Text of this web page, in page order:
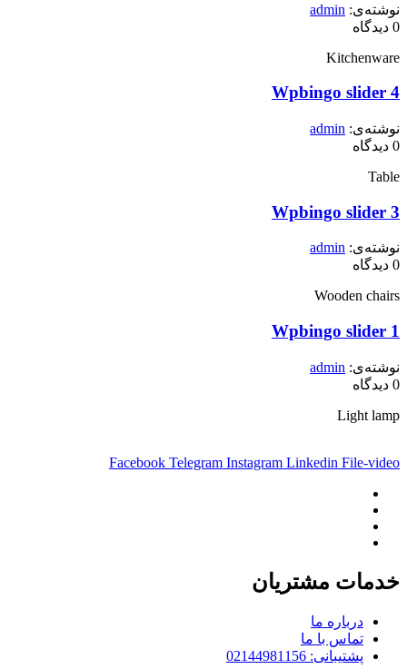
نوشته‌ی: admin
0 دیدگاه
Kitchenware
Wpbingo slider 4
نوشته‌ی: admin
0 دیدگاه
Table
Wpbingo slider 3
نوشته‌ی: admin
0 دیدگاه
Wooden chairs
Wpbingo slider 1
نوشته‌ی: admin
0 دیدگاه
Light lamp
Facebook Telegram Instagram Linkedin File-video
خدمات مشتریان
درباره ما
تماس با ما
پشتیبانی: 02144981156